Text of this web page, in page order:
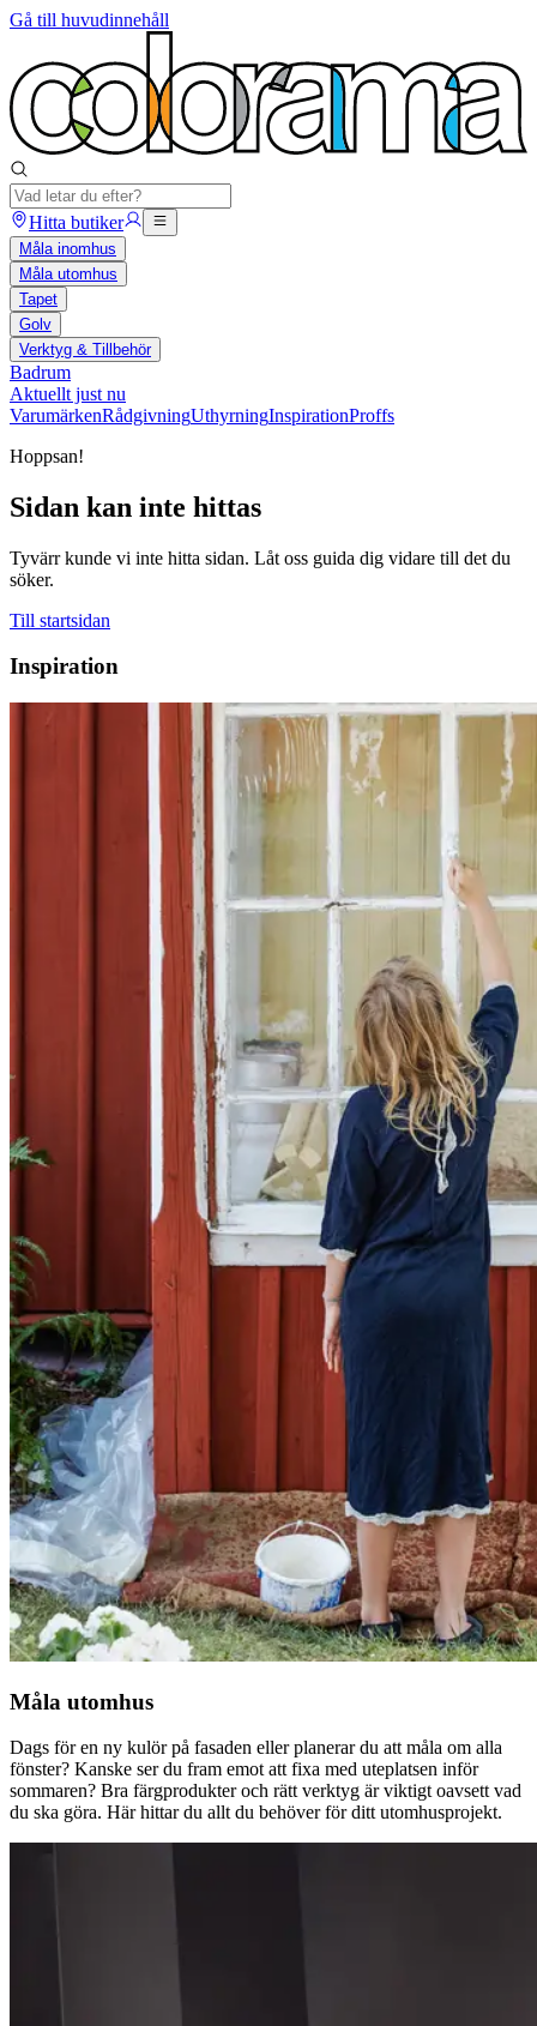
Gå till huvudinnehåll
Hitta butiker
Måla inomhus
Måla utomhus
Tapet
Golv
Verktyg & Tillbehör
Badrum
Aktuellt just nu
VarumärkenRådgivningUthyrningInspirationProffs
Hoppsan!
Sidan kan inte hittas
Tyvärr kunde vi inte hitta sidan. Låt oss guida dig vidare till det du
söker.
Till startsidan
Inspiration
Måla utomhus
Dags för en ny kulör på fasaden eller planerar du att måla om alla
fönster? Kanske ser du fram emot att fixa med uteplatsen inför
sommaren? Bra färgprodukter och rätt verktyg är viktigt oavsett vad
du ska göra. Här hittar du allt du behöver för ditt utomhusprojekt.